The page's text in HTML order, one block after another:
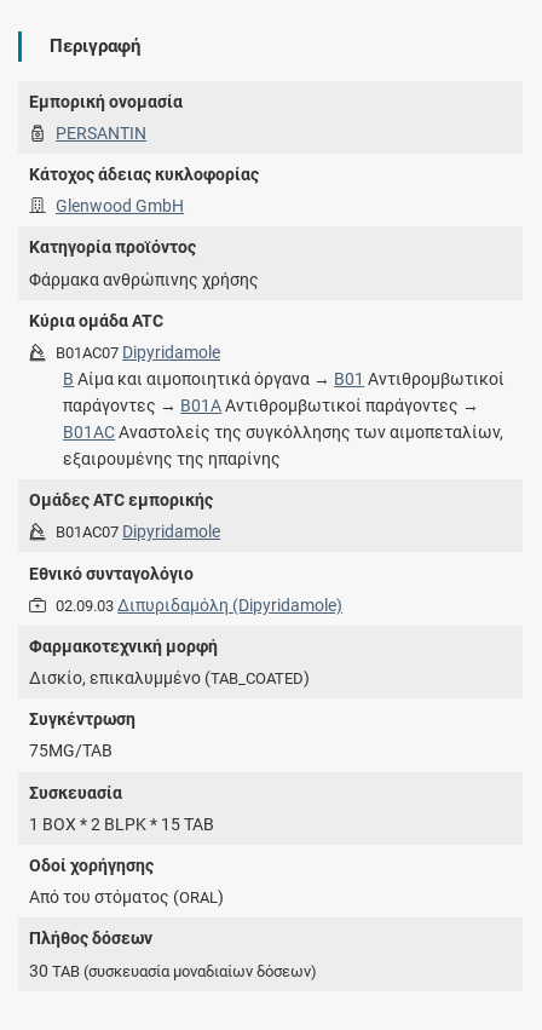
Περιγραφή
Εμπορική ονομασία
PERSANTIN
Κάτοχος άδειας κυκλοφορίας
Glenwood GmbH
Κατηγορία προϊόντος
Φάρμακα ανθρώπινης χρήσης
Κύρια ομάδα ATC
B01AC07 Dipyridamole
B Αίμα και αιμοποιητικά όργανα → B01 Αντιθρομβωτικοί
παράγοντες → B01AΑντιθρομβωτικοί παράγοντες →
B01ACΑναστολείς της συγκόλλησης των αιμοπεταλίων,
εξαιρουμένης της ηπαρίνης
Ομάδες ATC εμπορικής
B01AC07 Dipyridamole
Εθνικό συνταγολόγιο
02.09.03 Διπυριδαμόλη (Dipyridamole)
Φαρμακοτεχνική μορφή
Δισκίο, επικαλυμμένο (TAB_COATED)
Συγκέντρωση
75MG/TAB
Συσκευασία
1 BOX * 2 BLPK * 15 TAB
Οδοί χορήγησης
Από του στόματος (ORAL)
Πλήθος δόσεων
30TAB (συσκευασία μοναδιαίων δόσεων)